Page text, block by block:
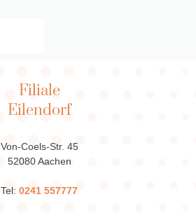
Filiale
Eilendorf
Von-Coels-Str. 45
52080 Aachen
Tel: 0241 557777